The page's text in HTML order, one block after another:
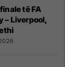
të FA
– Liverpool,